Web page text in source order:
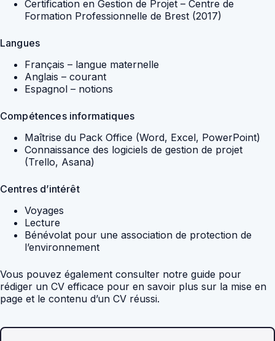
Certification en Gestion de Projet – Centre de
Formation Professionnelle de Brest (2017)
Langues
Français – langue maternelle
Anglais – courant
Espagnol – notions
Compétences informatiques
Maîtrise du Pack Office (Word, Excel, PowerPoint)
Connaissance des logiciels de gestion de projet
(Trello, Asana)
Centres d’intérêt
Voyages
Lecture
Bénévolat pour une association de protection de
l’environnement
Vous pouvez également consulter notre guide pour
rédiger un CV efficace pour en savoir plus sur la mise en
page et le contenu d’un CV réussi.